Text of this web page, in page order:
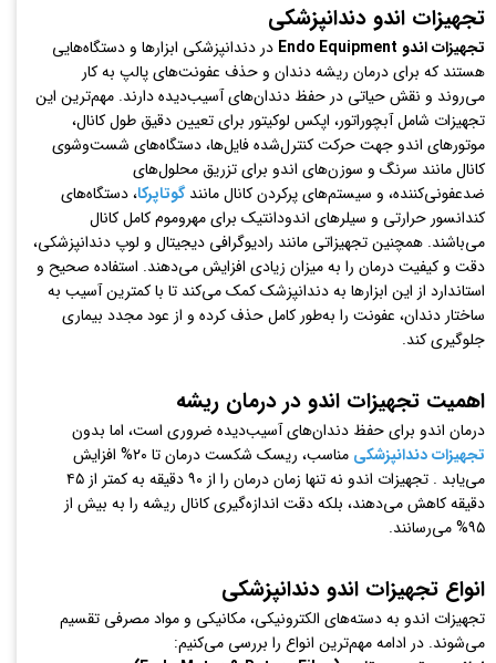
تجهیزات اندو دندانپزشکی
تجهیزات اندو Endo Equipment در دندانپزشکی ابزارها و دستگاه‌هایی
هستند که برای درمان ریشه دندان و حذف عفونت‌های پالپ به کار
می‌روند و نقش حیاتی در حفظ دندان‌های آسیب‌دیده دارند. مهم‌ترین این
تجهیزات شامل آبچوراتور، اپکس لوکیتور برای تعیین دقیق طول کانال،
موتورهای اندو جهت حرکت کنترل‌شده فایل‌ها، دستگاه‌های شست‌وشوی
کانال مانند سرنگ و سوزن‌های اندو برای تزریق محلول‌های
ضدعفونی‌کننده، و سیستم‌های پرکردن کانال مانندگوتاپرکا، دستگاه‌های
کندانسور حرارتی و سیلرهای اندودانتیک برای مهروموم کامل کانال
می‌باشند. همچنین تجهیزاتی مانند رادیوگرافی دیجیتال و لوپ دندانپزشکی،
دقت و کیفیت درمان را به میزان زیادی افزایش می‌دهند. استفاده صحیح و
استاندارد از این ابزارها به دندانپزشک کمک می‌کند تا با کمترین آسیب به
ساختار دندان، عفونت را به‌طور کامل حذف کرده و از عود مجدد بیماری
جلوگیری کند.
اهمیت تجهیزات اندو در درمان ریشه
درمان اندو برای حفظ دندان‌های آسیب‌دیده ضروری است، اما بدون
تجهیزات دندانپزشکی
مناسب، ریسک شکست درمان تا ۲۰% افزایش
می‌یابد . تجهیزات اندو نه تنها زمان درمان را از ۹۰ دقیقه به کمتر از ۴۵
دقیقه کاهش می‌دهند، بلکه دقت اندازه‌گیری کانال ریشه را به بیش از
۹۵% می‌رسانند.
انواع تجهیزات اندو دندانپزشکی
تجهیزات اندو به دسته‌های الکترونیکی، مکانیکی و مواد مصرفی تقسیم
می‌شوند. در ادامه مهم‌ترین انواع را بررسی می‌کنیم: